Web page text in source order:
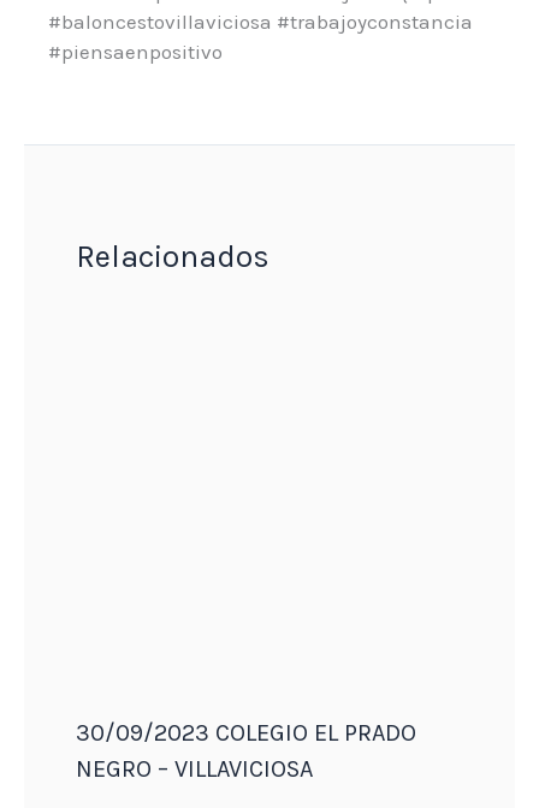
#baloncestovillaviciosa #trabajoyconstancia
#piensaenpositivo
Relacionados
30/09/2023 COLEGIO EL PRADO
NEGRO – VILLAVICIOSA